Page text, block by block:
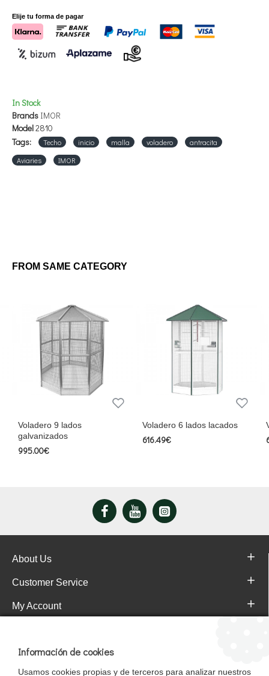
In Stock
Brands IMOR
Model2810
Tags:
Techo inicio malla voladero
antracita
Aviaries
IMOR
Elije tu forma de pagar
FROM SAME CATEGORY
Voladero 9 lados
galvanizados
995.00€
Voladero 6 lados lacados
616.49€
About Us
Customer Service
My Account
Información de cookies
Usamos cookies propias y de terceros para analizar nuestros